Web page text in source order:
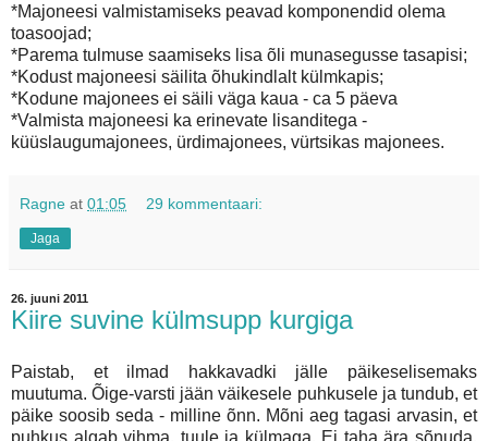
*Majoneesi valmistamiseks peavad komponendid olema
toasoojad;
*Parema tulmuse saamiseks lisa õli munasegusse tasapisi;
*Kodust majoneesi säilita õhukindlalt külmkapis;
*Kodune majonees ei säili väga kaua - ca 5 päeva
*Valmista majoneesi ka erinevate lisanditega -
küüslaugumajonees, ürdimajonees, vürtsikas majonees.
Ragne at 01:05 29 kommentaari:
Jaga
26. juuni 2011
Kiire suvine külmsupp kurgiga
Paistab, et ilmad hakkavadki jälle päikeselisemaks
muutuma. Õige-varsti jään väikesele puhkusele ja tundub, et
päike soosib seda - milline õnn. Mõni aeg tagasi arvasin, et
puhkus algab vihma, tuule ja külmaga. Ei taha ära sõnuda,